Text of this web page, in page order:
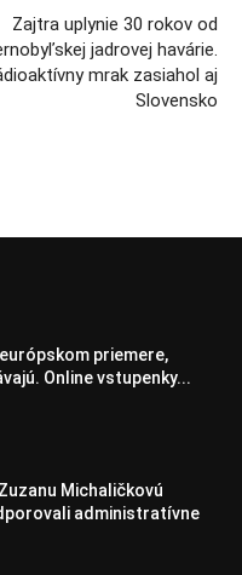
Zajtra uplynie 30 rokov od
jadrovej havárie.
mrak zasiahol aj
Slovensko
priemere,
Online vstupenky...
Michaličkovú
administratívne